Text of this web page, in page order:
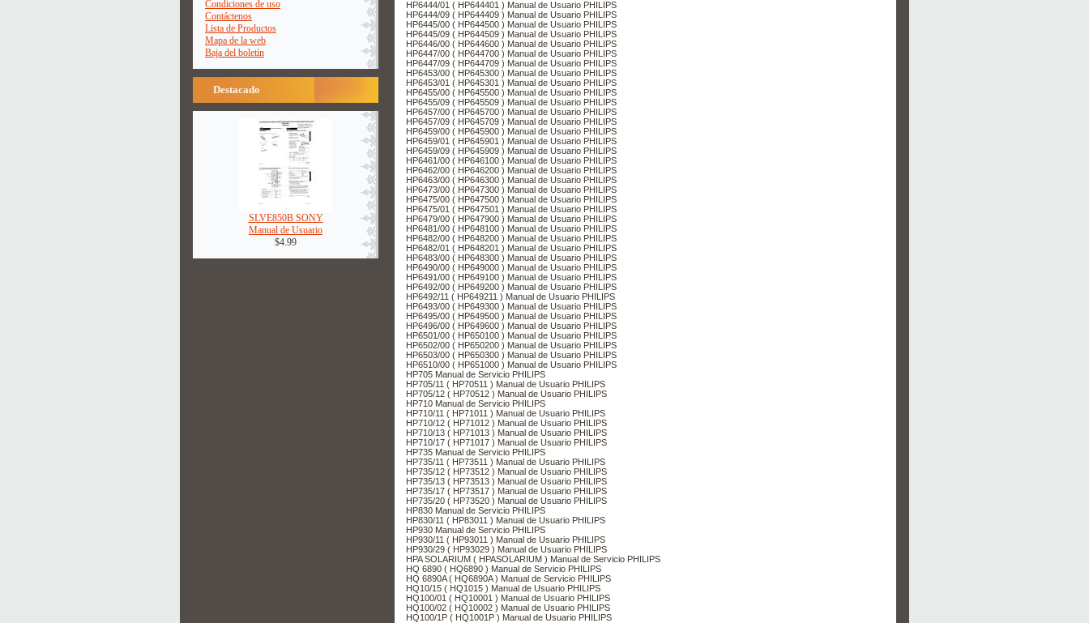
Condiciones de uso
Contáctenos
Lista de Productos
Mapa de la web
Baja del boletín
Destacado
SLVE850B SONY
Manual de Usuario
$4.99
HP6444/01 ( HP644401 ) Manual de Usuario PHILIPS
HP6444/09 ( HP644409 ) Manual de Usuario PHILIPS
HP6445/00 ( HP644500 ) Manual de Usuario PHILIPS
HP6445/09 ( HP644509 ) Manual de Usuario PHILIPS
HP6446/00 ( HP644600 ) Manual de Usuario PHILIPS
HP6447/00 ( HP644700 ) Manual de Usuario PHILIPS
HP6447/09 ( HP644709 ) Manual de Usuario PHILIPS
HP6453/00 ( HP645300 ) Manual de Usuario PHILIPS
HP6453/01 ( HP645301 ) Manual de Usuario PHILIPS
HP6455/00 ( HP645500 ) Manual de Usuario PHILIPS
HP6455/09 ( HP645509 ) Manual de Usuario PHILIPS
HP6457/00 ( HP645700 ) Manual de Usuario PHILIPS
HP6457/09 ( HP645709 ) Manual de Usuario PHILIPS
HP6459/00 ( HP645900 ) Manual de Usuario PHILIPS
HP6459/01 ( HP645901 ) Manual de Usuario PHILIPS
HP6459/09 ( HP645909 ) Manual de Usuario PHILIPS
HP6461/00 ( HP646100 ) Manual de Usuario PHILIPS
HP6462/00 ( HP646200 ) Manual de Usuario PHILIPS
HP6463/00 ( HP646300 ) Manual de Usuario PHILIPS
HP6473/00 ( HP647300 ) Manual de Usuario PHILIPS
HP6475/00 ( HP647500 ) Manual de Usuario PHILIPS
HP6475/01 ( HP647501 ) Manual de Usuario PHILIPS
HP6479/00 ( HP647900 ) Manual de Usuario PHILIPS
HP6481/00 ( HP648100 ) Manual de Usuario PHILIPS
HP6482/00 ( HP648200 ) Manual de Usuario PHILIPS
HP6482/01 ( HP648201 ) Manual de Usuario PHILIPS
HP6483/00 ( HP648300 ) Manual de Usuario PHILIPS
HP6490/00 ( HP649000 ) Manual de Usuario PHILIPS
HP6491/00 ( HP649100 ) Manual de Usuario PHILIPS
HP6492/00 ( HP649200 ) Manual de Usuario PHILIPS
HP6492/11 ( HP649211 ) Manual de Usuario PHILIPS
HP6493/00 ( HP649300 ) Manual de Usuario PHILIPS
HP6495/00 ( HP649500 ) Manual de Usuario PHILIPS
HP6496/00 ( HP649600 ) Manual de Usuario PHILIPS
HP6501/00 ( HP650100 ) Manual de Usuario PHILIPS
HP6502/00 ( HP650200 ) Manual de Usuario PHILIPS
HP6503/00 ( HP650300 ) Manual de Usuario PHILIPS
HP6510/00 ( HP651000 ) Manual de Usuario PHILIPS
HP705 Manual de Servicio PHILIPS
HP705/11 ( HP70511 ) Manual de Usuario PHILIPS
HP705/12 ( HP70512 ) Manual de Usuario PHILIPS
HP710 Manual de Servicio PHILIPS
HP710/11 ( HP71011 ) Manual de Usuario PHILIPS
HP710/12 ( HP71012 ) Manual de Usuario PHILIPS
HP710/13 ( HP71013 ) Manual de Usuario PHILIPS
HP710/17 ( HP71017 ) Manual de Usuario PHILIPS
HP735 Manual de Servicio PHILIPS
HP735/11 ( HP73511 ) Manual de Usuario PHILIPS
HP735/12 ( HP73512 ) Manual de Usuario PHILIPS
HP735/13 ( HP73513 ) Manual de Usuario PHILIPS
HP735/17 ( HP73517 ) Manual de Usuario PHILIPS
HP735/20 ( HP73520 ) Manual de Usuario PHILIPS
HP830 Manual de Servicio PHILIPS
HP830/11 ( HP83011 ) Manual de Usuario PHILIPS
HP930 Manual de Servicio PHILIPS
HP930/11 ( HP93011 ) Manual de Usuario PHILIPS
HP930/29 ( HP93029 ) Manual de Usuario PHILIPS
HPA SOLARIUM ( HPASOLARIUM ) Manual de Servicio PHILIPS
HQ 6890 ( HQ6890 ) Manual de Servicio PHILIPS
HQ 6890A ( HQ6890A ) Manual de Servicio PHILIPS
HQ10/15 ( HQ1015 ) Manual de Usuario PHILIPS
HQ100/01 ( HQ10001 ) Manual de Usuario PHILIPS
HQ100/02 ( HQ10002 ) Manual de Usuario PHILIPS
HQ100/1P ( HQ1001P ) Manual de Usuario PHILIPS